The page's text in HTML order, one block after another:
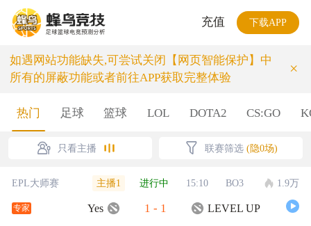
充值 下载APP
如遇网站功能缺失,可尝试关闭【网页智能保护】中
所有的屏蔽功能或者前往APP获取完整体验
×
热门 足球 篮球 LOL DOTA2 CS:GO
只看主播 联赛筛选 (隐0场)
EPL大师赛 主播1 进行中 15:10 BO3 1.9万
专家 Yes 1 - 1 LEVEL UP